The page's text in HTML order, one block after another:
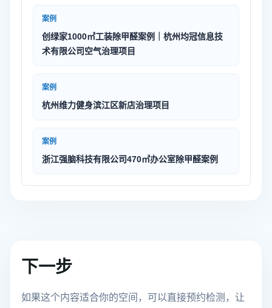
案例
创绿家1000㎡工装除甲醛案例｜杭州均冠信息技
术有限公司空气治理项目
案例
杭州维力健身滨江区新店治理项目
案例
浙江强脑科技有限公司470㎡办公室除甲醛案例
下一步
如果这个内容适合你的空间，可以直接预约检测，让